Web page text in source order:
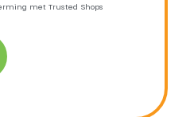
met Trusted Shops